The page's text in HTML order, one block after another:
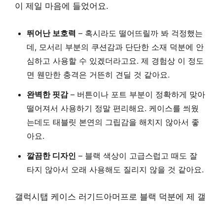
이 제일 마음에 들었어요.
뛰어난 보호력 – 혹시라도 떨어뜨릴까 봐 걱정했는
데, 모서리 부분의 쿠션감과 단단한 소재 덕분에 안
심하고 사용할 수 있겠더라고요. 제 경험상 이 정도
면 웬만한 충격은 거뜬히 견딜 것 같아요.
완벽한 핏감– 버튼이나 포트 부분이 정확하게 맞아
떨어져서 사용하기 정말 편리해요. 케이스를 씌웠
는데도 태블릿 본연의 그립감을 해치지 않아서 좋
아요.
깔끔한 디자인 – 블랙 색상이 고급스럽고 때도 잘
타지 않아서 오래 사용해도 질리지 않을 것 같아요.
갤럭시탭 케이스 러기드아머프로 블랙 덕분에 제 갤